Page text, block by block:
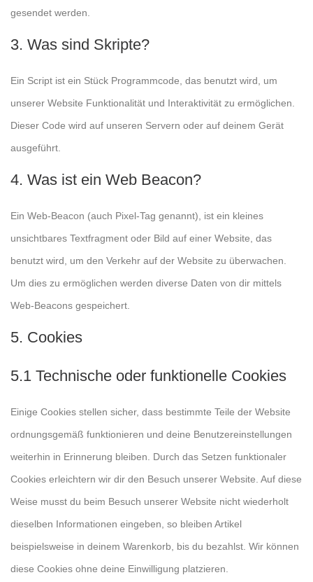
gesendet werden.
3. Was sind Skripte?
Ein Script ist ein Stück Programmcode, das benutzt wird, um
unserer Website Funktionalität und Interaktivität zu ermöglichen.
Dieser Code wird auf unseren Servern oder auf deinem Gerät
ausgeführt.
4. Was ist ein Web Beacon?
Ein Web-Beacon (auch Pixel-Tag genannt), ist ein kleines
unsichtbares Textfragment oder Bild auf einer Website, das
benutzt wird, um den Verkehr auf der Website zu überwachen.
Um dies zu ermöglichen werden diverse Daten von dir mittels
Web-Beacons gespeichert.
5. Cookies
5.1 Technische oder funktionelle Cookies
Einige Cookies stellen sicher, dass bestimmte Teile der Website
ordnungsgemäß funktionieren und deine Benutzereinstellungen
weiterhin in Erinnerung bleiben. Durch das Setzen funktionaler
Cookies erleichtern wir dir den Besuch unserer Website. Auf diese
Weise musst du beim Besuch unserer Website nicht wiederholt
dieselben Informationen eingeben, so bleiben Artikel
beispielsweise in deinem Warenkorb, bis du bezahlst. Wir können
diese Cookies ohne deine Einwilligung platzieren.